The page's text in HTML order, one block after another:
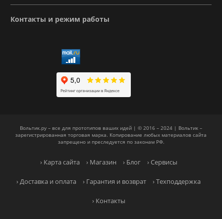
Контакты и режим работы
Вольтик.ру – все для прототипов ваших идей | © 2016 – 2024 | Вольтик –
зарегистрированная торговая марка. Копирование любых материалов сайта
запрещено и преследуется по законам РФ.
› Карта сайта › Магазин › Блог › Сервисы
› Доставка и оплата › Гарантия и возврат › Техподдержка
› Контакты